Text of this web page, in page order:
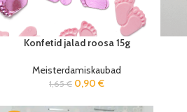
Konfetid jalad roosa 15g
Meisterdamiskaubad
1,65€ 0,90 €